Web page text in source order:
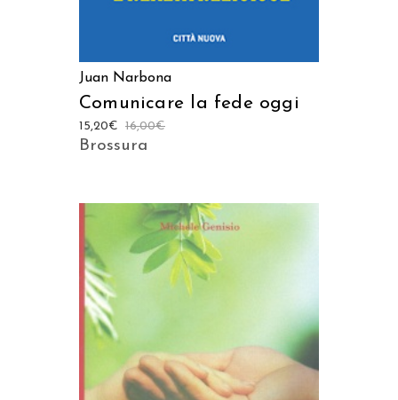
Juan Narbona
Comunicare la fede oggi
16,00€
15,20€
Brossura
AGGIUNGI AL CARRELLO